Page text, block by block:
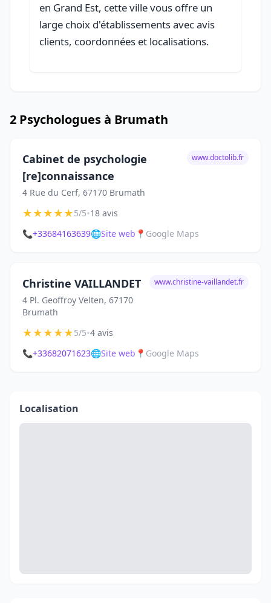
en Grand Est, cette ville vous offre un
large choix d'établissements avec avis
clients, coordonnées et localisations.
2 Psychologues à Brumath
Cabinet de psychologie
[re]connaissance
4 Rue du Cerf, 67170 Brumath
www.doctolib.fr
★★★★★5/5•18 avis
📞+33684163639🌐Site web 📍 Google Maps
Christine VAILLANDET
4 Pl. Geoffroy Velten, 67170
Brumath
www.christine-vaillandet.fr
★★★★★5/5•4 avis
📞+33682071623🌐Site web 📍 Google Maps
Localisation